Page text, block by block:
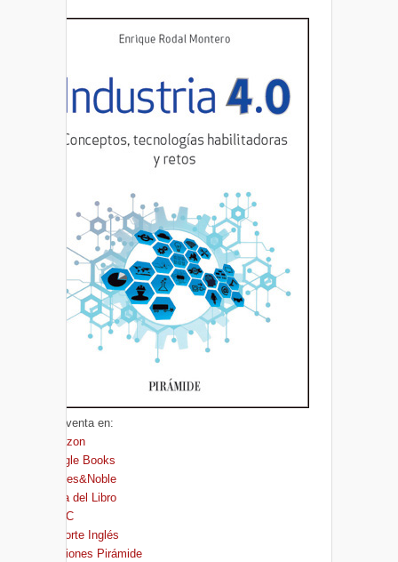
A la venta en:
Amazon
Google Books
Barnes&Noble
Casa del Libro
FNAC
El Corte Inglés
Ediciones Pirámide